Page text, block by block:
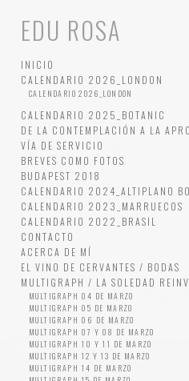
EDU ROSA
INICIO
CALENDARIO 2026_LONDON
CALENDARIO 2026_LONDON
CALENDARIO 2025_BOTANIC
DE LA CONTEMPLACIÓN A LA
VÍA DE SERVICIO
BREVES COMO FOTOS
BUDAPEST 2018
CALENDARIO 2024_ALTIPLANO
CALENDARIO 2023_MARRUECOS
CALENDARIO 2022_BRASIL
CONTACTO
ACERCA DE MÍ
EL VINO DE CERVANTES / BODAS
MULTIGRAPH / LA SOLEDAD
MULTIGRAPH 04 DE MARZO
MULTIGRAPH 05 DE MARZO
MULTIGRAPH 06 DE MARZO
MULTIGRAPH 07 Y 08 DE MARZO
MULTIGRAPH 10 Y 11 DE MARZO
MULTIGRAPH 12 Y 13 DE MARZO
MULTIGRAPH 14 DE MARZO